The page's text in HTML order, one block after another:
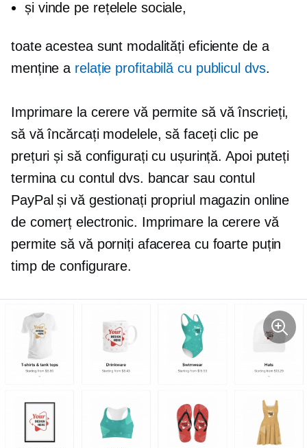
și vinde pe rețelele sociale,
toate acestea sunt modalități eficiente de a
menține a relație profitabilă cu publicul dvs.
Imprimare la cerere vă permite să vă înscrieți,
să vă încărcați modelele, să faceți clic pe
prețuri și să configurați cu ușurință. Apoi puteți
termina cu contul dvs. bancar sau contul
PayPal și vă gestionați propriul magazin online
de comerț electronic. Imprimare la cererevă
permite să vă porniți afacerea cu foarte puțin
timp de configurare.